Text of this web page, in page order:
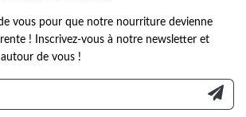
vous pour que notre nourriture devienne
! Inscrivez-vous à notre newsletter et
de vous !